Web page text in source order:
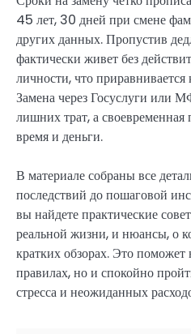
45 лет, 30 дней при смене
других данных. Пропустив
фактически живет без
личности, что
Замена через Госуслуги или
лишних трат, а своевременная
время и деньги.
В материале собраны все
последствий до пошаговой
вы найдете практические
реальной жизни, и нюансы, о
кратких обзорах. Это поможет
правилах, но и спокойно
стресса и неожиданных